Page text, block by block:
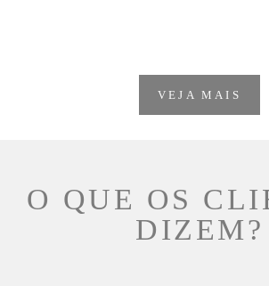
VEJA MAIS
O QUE OS
DIZEM?